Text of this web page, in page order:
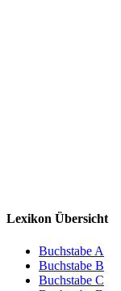
Lexikon Übersicht
Buchstabe A
Buchstabe B
Buchstabe C